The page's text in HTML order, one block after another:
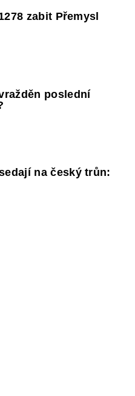
zabit Přemysl
poslední
na český trůn: